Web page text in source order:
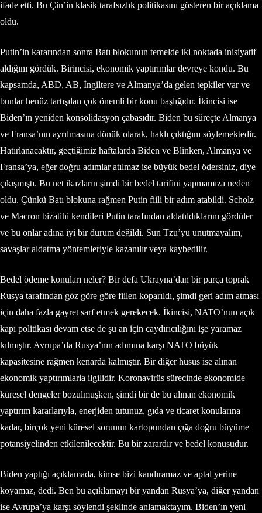
ifade etti. Bu Çin’in klasik tarafsızlık politikasını gösteren bir açıklama
oldu.
Putin’in kararından sonra Batı blokunun temelde iki noktada inisiyatif
aldığını gördük. Birincisi, ekonomik yaptırımlar devreye kondu. Bu
kapsamda, ABD, AB, İngiltere ve Almanya’da gelen tepkiler var ve
bunlar henüz tartışılan çok önemli bir konu başlığıdır. İkincisi ise
Biden’ın yeniden konsolidasyon çabasıdır. Biden bu süreçte Almanya
ve Fransa’nın ayrılmasına dönük olarak, haklı çıktığını söylemektedir.
Hatırlanacaktır, geçtiğimiz haftalarda Biden ve Blinken, Almanya ve
Fransa’ya, eğer doğru adımlar atılmaz ise büyük bedel ödersiniz, diye
çıkışmıştı. Bu net ikazların şimdi bir bedel tarifini yapmamıza neden
oldu. Çünkü Batı blokuna rağmen Putin fiili bir adım atabildi. Scholz
ve Macron bizatihi kendileri Putin tarafından aldatıldıklarını gördüler
ve bu onlar adına iyi bir durum değildi. Sun Tzu’yu unutmayalım,
savaşlar aldatma yöntemleriyle kazanılır veya kaybedilir.
Bedel ödeme konuları neler? Bir defa Ukrayna’dan bir parça toprak
Rusya tarafından göz göre göre fiilen koparıldı, şimdi geri adım atması
için daha fazla gayret sarf etmek gerekecek. İkincisi, NATO’nun açık
kapı politikası devam etse de şu an için caydırıcılığını işe yaramaz
kılmıştır. Avrupa’da Rusya’nın adımına karşı NATO büyük
kapasitesine rağmen kenarda kalmıştır. Bir diğer husus ise alınan
ekonomik yaptırımlarla ilgilidir. Koronavirüs sürecinde ekonomide
küresel dengeler bozulmuşken, şimdi bir de bu alınan ekonomik
yaptırım kararlarıyla, enerjiden tutunuz, gıda ve ticaret konularına
kadar, birçok yeni küresel sorunun kartopundan çığa doğru büyüme
potansiyelinden etkilenilecektir. Bu bir zarardır ve bedel konusudur.
Biden yaptığı açıklamada, kimse bizi kandıramaz ve aptal yerine
koyamaz, dedi. Ben bu açıklamayı bir yandan Rusya’ya, diğer yandan
ise Avrupa’ya karşı söylendi şeklinde anlamaktayım. Biden’ın yeni